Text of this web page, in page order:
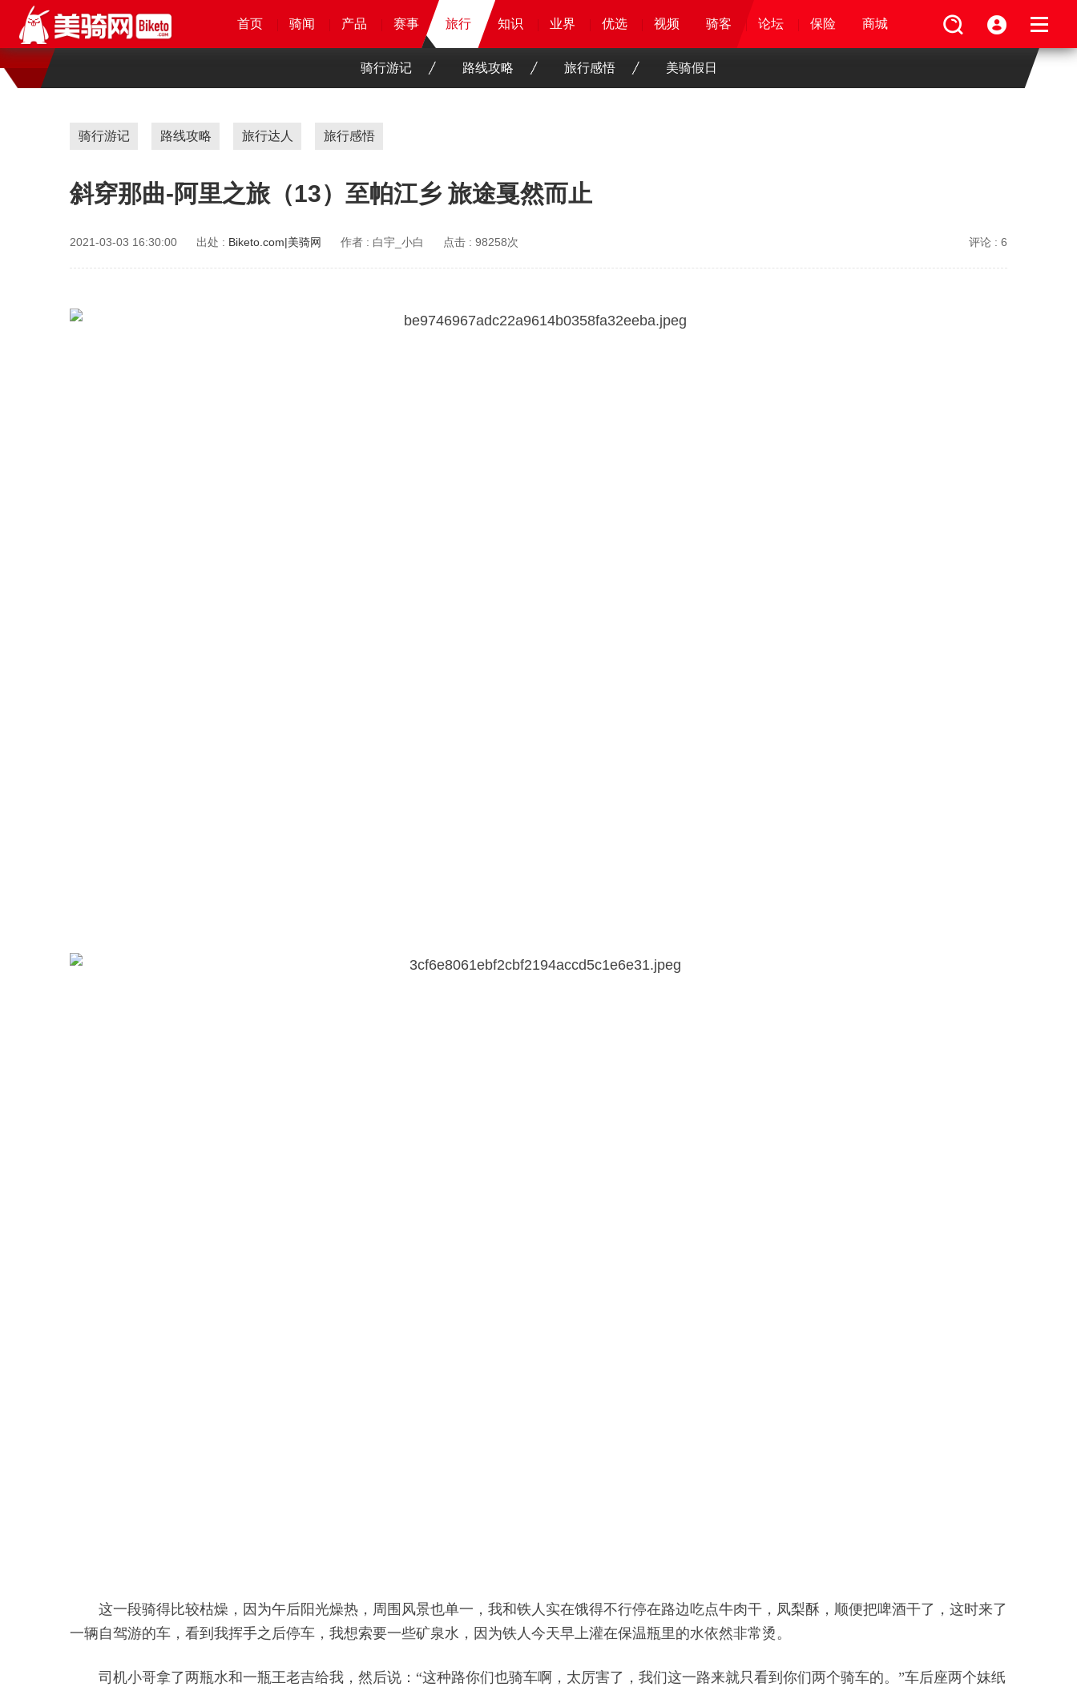
首页 骑闻 产品 知识 业界 优选 骑客 论坛 保险 商城
首页 骑闻 产品 赛事 旅行 知识 业界 优选 骑客 视频 论坛 保险 商城
首页 骑闻 产品 赛事 旅行 知识 业界 优选 视频 骑客 论坛 保险 商城
首页 骑闻 产品 赛事 旅行 知识 业界 优选 视频 骑客 论坛 保险 商城
骑行游记 路线攻略 旅行感悟 美骑假日
骑行游记 路线攻略 旅行达人 旅行感悟
斜穿那曲-阿里之旅（13）至帕江乡 旅途戛然而止
2021-03-03 16:30:00 出处 : Biketo.com|美骑网 作者 : 白宇_小白 点击 : 98258次 评论 : 6
这一段骑得比较枯燥，因为午后阳光燥热，周围风景也单一，我和铁人实在饿得不行停在路边吃点牛肉干，凤梨酥，顺便把啤酒干了，这时来了
一辆自驾游的车，看到我挥手之后停车，我想索要一些矿泉水，因为铁人今天早上灌在保温瓶里的水依然非常烫。
司机小哥拿了两瓶水和一瓶王老吉给我，然后说：“这种路你们也骑车啊，太厉害了，我们这一路来就只看到你们两个骑车的。”车后座两个妹纸